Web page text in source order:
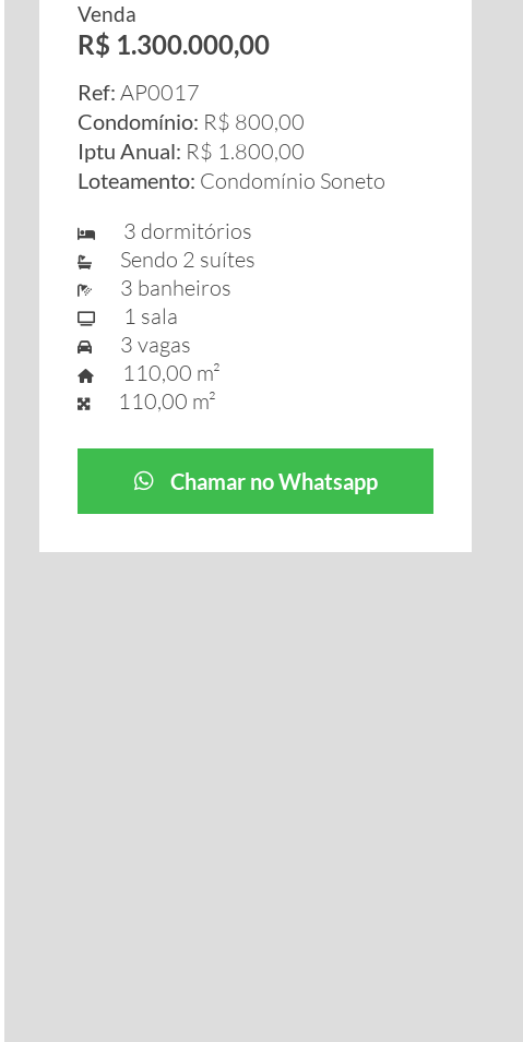
Venda
R$ 1.300.000,00
Ref: AP0017
Condomínio: R$ 800,00
Iptu Anual: R$ 1.800,00
Loteamento: Condomínio Soneto
3 dormitórios
Sendo 2 suítes
3 banheiros
1 sala
3 vagas
110,00 m²
110,00 m²
Chamar no Whatsapp